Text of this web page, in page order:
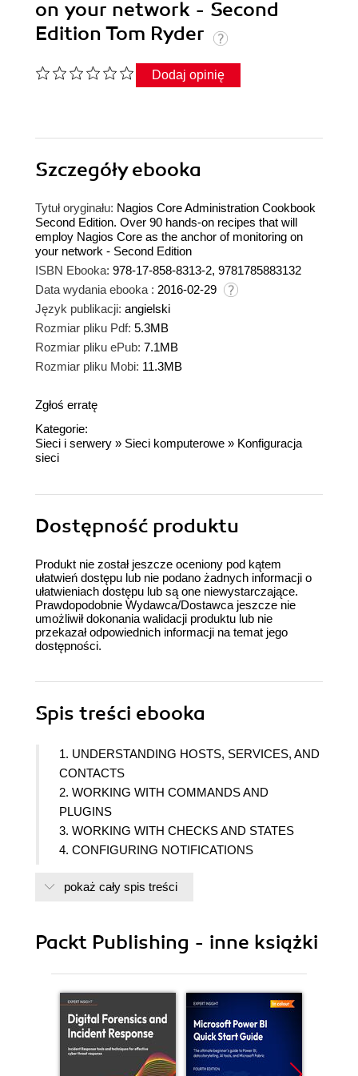
on your network - Second
Edition Tom Ryder
Dodaj opinię
Szczegółyebooka
Tytuł oryginału: Nagios Core Administration Cookbook
Second Edition. Over 90 hands-on recipes that will
employ Nagios Core as the anchor of monitoring on
your network - Second Edition
ISBN Ebooka: 978-17-858-8313-2, 9781785883132
Data wydania ebooka : 2016-02-29
Język publikacji: angielski
Rozmiar pliku Pdf: 5.3MB
Rozmiar pliku ePub: 7.1MB
Rozmiar pliku Mobi: 11.3MB
Zgłoś erratę
Kategorie:
Sieci i serwery » Sieci komputerowe » Konfiguracja
sieci
Dostępność produktu
Produkt nie został jeszcze oceniony pod kątem
ułatwień dostępu lub nie podano żadnych informacji o
ułatwieniach dostępu lub są one niewystarczające.
Prawdopodobnie Wydawca/Dostawca jeszcze nie
umożliwił dokonania walidacji produktu lub nie
przekazał odpowiednich informacji na temat jego
dostępności.
Spis treści ebooka
1. UNDERSTANDING HOSTS, SERVICES, AND
CONTACTS
2. WORKING WITH COMMANDS AND
PLUGINS
3. WORKING WITH CHECKS AND STATES
4. CONFIGURING NOTIFICATIONS
6. ENABLING REMOTE EXECUTION
9. MANAGING CONFIGURATION
CORE
pokaż cały spis treści
Packt Publishing - inne książki